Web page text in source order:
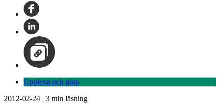
Uppleva och göra
2012-02-24 | 3 min läsning